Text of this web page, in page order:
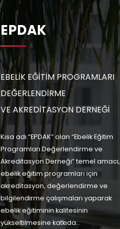
EPDAK
EBELİK EĞİTİM PROGRAMLARI
DEĞERLENDİRME
VE AKREDİTASYON DERNEĞİ
Kısa adı “EPDAK” olan “Ebelik Eğitim
Programları Değerlendirme ve
Akreditasyon Derneği” temel amacı,
ebelik eğitim programları için
akreditasyon, değerlendirme ve
bilgilendirme çalışmaları yaparak
ebelik eğitiminin kalitesinin
yükseltilmesine katkıda...